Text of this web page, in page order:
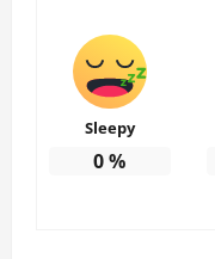
Sleepy
0%